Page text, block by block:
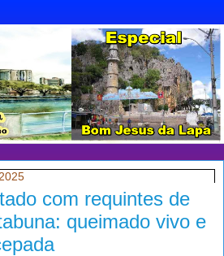
com requintes de
queimado vivo e